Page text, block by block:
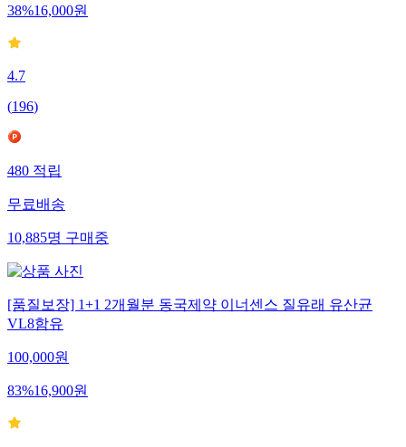
38%16,000원
4.7
(196)
480 적립
무료배송
10,885명 구매중
[품질보장] 1+1 2개월분 동국제약 이너센스 질유래 유산균
VL8함유
100,000원
83%16,900원